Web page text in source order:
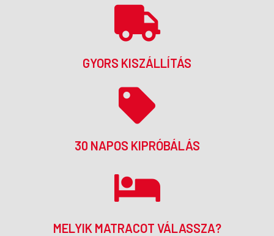
GYORS KISZÁLLÍTÁS
30 NAPOS KIPRÓBÁLÁS
MELYIK MATRACOT VÁLASSZA?